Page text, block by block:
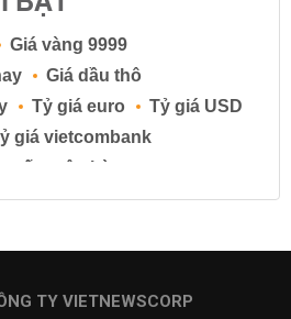
Giá vàng 9999
Giá dầu thô
Tỷ giá euro
Tỷ giá USD
giá vietcombank
ngân hàng
Lãi suất tiền gửi
TY VIETNEWSCORP